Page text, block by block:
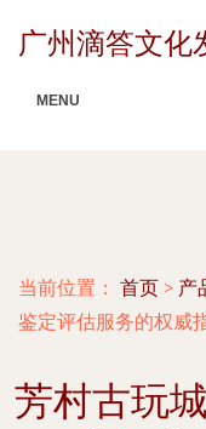
广州滴答文化
MENU
当前位置： 首页 > 产
鉴定评估服务的权威
芳村古玩